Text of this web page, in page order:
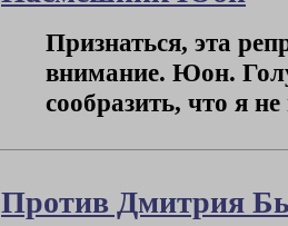
Признаться, эта
внимание. Юон.
сообразить, что я
Против Дмитрия